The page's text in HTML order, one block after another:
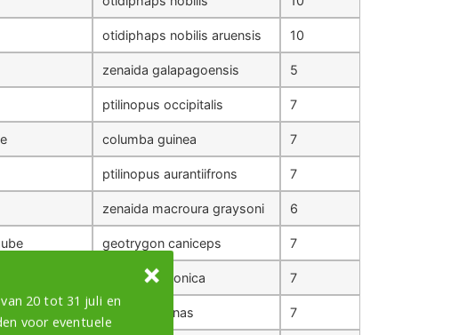
otidiphaps nobilis aruensis 10
zenaida galapagoensis 5
ptilinopus occipitalis 7
columba guinea 7
ptilinopus aurantiifrons 7
zenaida macroura graysoni 6
geotrygon caniceps 7
phaps histrionica 7
columba oenas 7
20 tot 31 juli en
voor eventuele